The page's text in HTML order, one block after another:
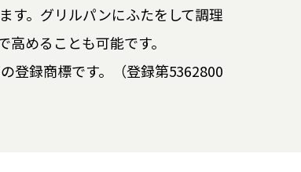
す。グリルパンにふたをして調理
めることも可能です。
登録商標です。（登録第5362800